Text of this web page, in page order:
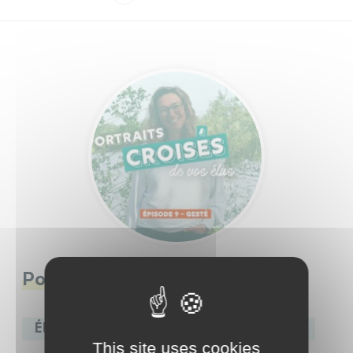
Portraits croisés : Gesté
Élus de la commune déléguée de Gesté
Annuaires
This site uses cookies